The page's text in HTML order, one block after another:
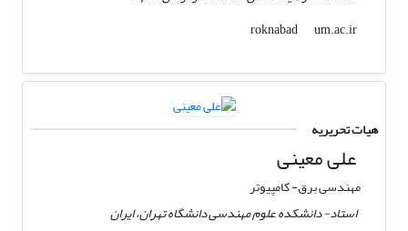
roknabad
um.ac.ir
هیات تحریریه
علی معینی
مهندسی برق- کامپیوتر
استاد- دانشکده علوم مهندسی دانشگاه تهران، ایران